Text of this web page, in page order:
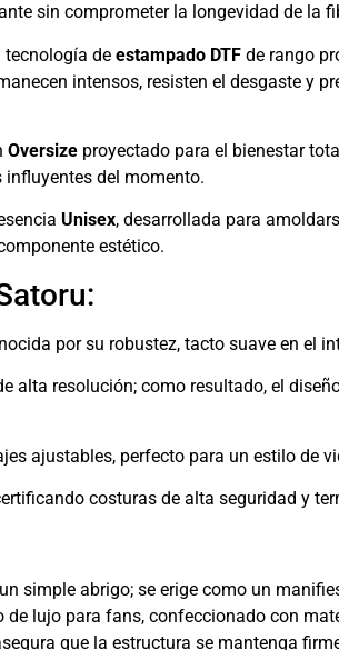
sin comprometer la longevidad de la
de estampado DTF de rango
intensos, resisten el desgaste y
Oversize proyectado para el bienestar
del momento.
Unisex, desarrollada para
estético.
por su robustez, tacto suave en el
alta resolución; como resultado, el
ajustables, perfecto para un estilo de
costuras de alta seguridad y
simple abrigo; se erige como un
de lujo para fans, confeccionado con
que la estructura se mantenga